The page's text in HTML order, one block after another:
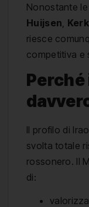
Nonostante
Huijsen
riesce
competitiva e
Il profilo di
svolta totale
rossonero. Il
di: